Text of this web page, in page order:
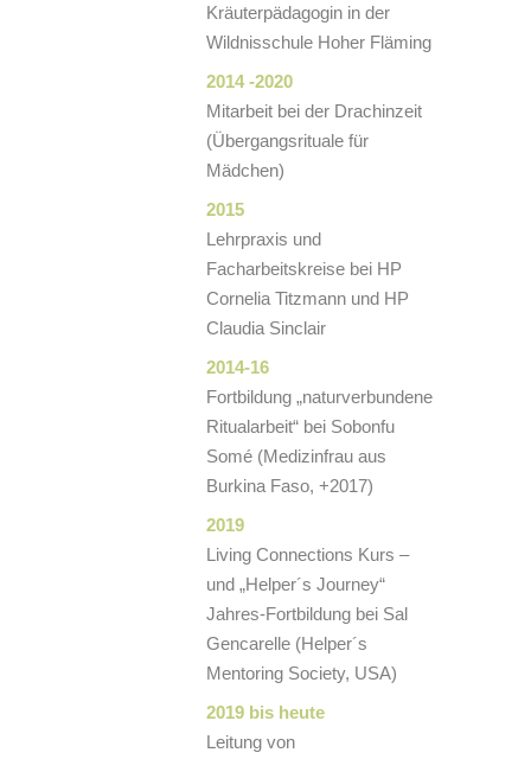
Kräuterpädagogin in der
Wildnisschule Hoher Fläming
2014 -2020
Mitarbeit bei der Drachinzeit
(Übergangsrituale für
Mädchen)
2015
Lehrpraxis und
Facharbeitskreise bei HP
Cornelia Titzmann und HP
Claudia Sinclair
2014-16
Fortbildung „naturverbundene
Ritualarbeit“ bei Sobonfu
Somé (Medizinfrau aus
Burkina Faso, +2017)
2019
Living Connections Kurs –
und „Helper´s Journey“
Jahres-Fortbildung bei Sal
Gencarelle (Helper´s
Mentoring Society, USA)
2019 bis heute
Leitung von